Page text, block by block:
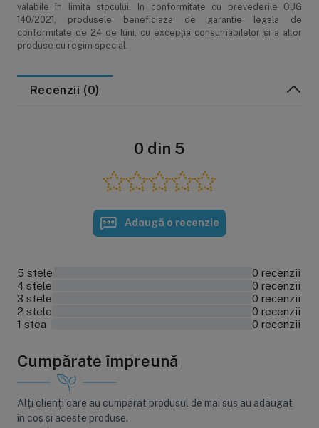
valabile în limita stocului. In conformitate cu prevederile OUG
140/2021, produsele beneficiaza de garantie legala de
conformitate de 24 de luni, cu excepția consumabilelor și a altor
produse cu regim special.
Recenzii (0)
0 din 5
Adaugă o recenzie
5 stele
0 recenzii
4 stele
0 recenzii
3 stele
0 recenzii
2 stele
0 recenzii
1 stea
0 recenzii
Cumpărate împreună
Alți clienți care au cumpărat produsul de mai sus au adăugat
în coș și aceste produse.